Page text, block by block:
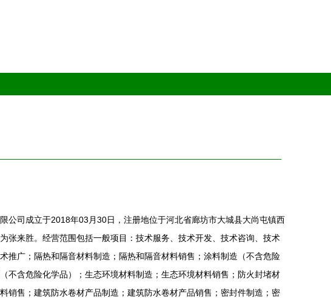
公司成立于2018年03月30日，注册地位于河北省廊坊市大城县大尚屯镇西
张来胜。经营范围包括一般项目：技术服务、技术开发、技术咨询、技术
推广；隔热和隔音材料制造；隔热和隔音材料销售；涂料制造（不含危险
不含危险化学品）；生态环境材料制造；生态环境材料销售；防火封堵材
销售；建筑防水卷材产品制造；建筑防水卷材产品销售；密封件制造；密